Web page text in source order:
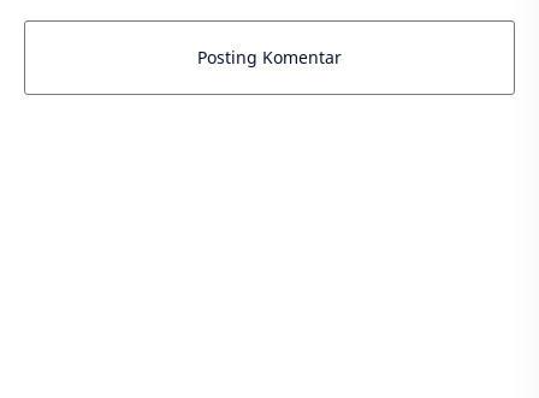
Posting Komentar